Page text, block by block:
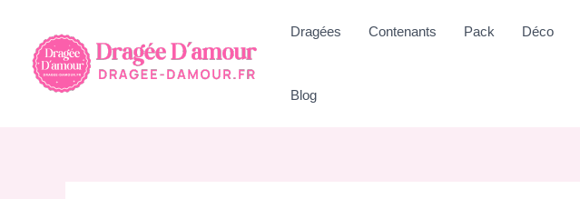
contenu
Dragées Contenants Pack Déco
Blog